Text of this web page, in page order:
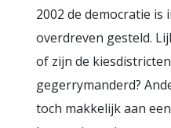
2002 de democratie
overdreven gesteld.
of zijn de
gegerrymanderd?
toch makkelijk aan